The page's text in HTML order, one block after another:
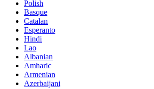
Polish
Basque
Catalan
Esperanto
Hindi
Lao
Albanian
Amharic
Armenian
Azerbaijani